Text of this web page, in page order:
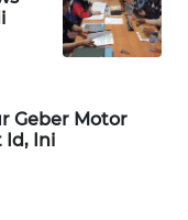
Geber Motor
Id, Ini